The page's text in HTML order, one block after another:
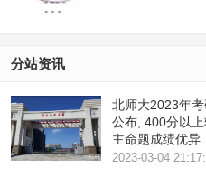
分站资讯
北师大2023年
公布, 400分以上
主命题成绩优异
2023-03-04